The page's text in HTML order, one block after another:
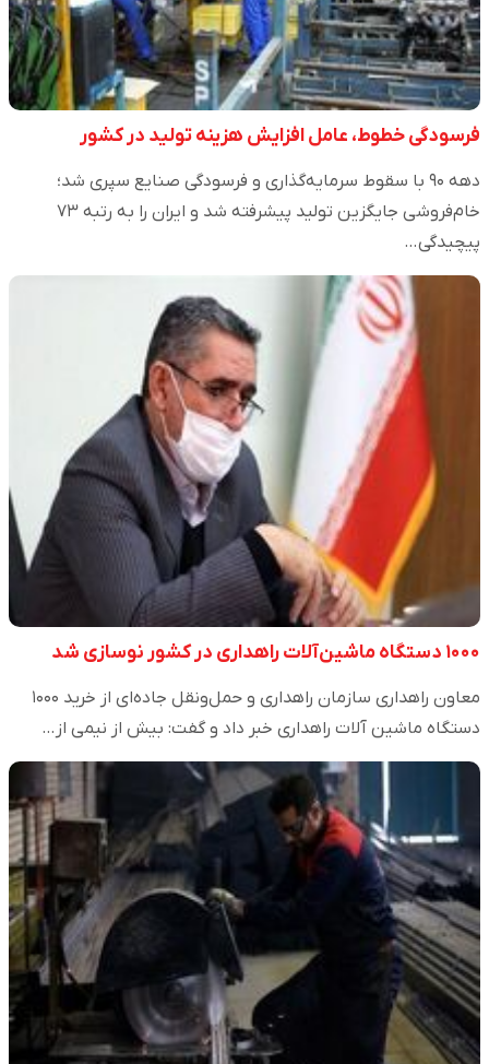
فرسودگی خطوط، عامل افزایش هزینه تولید در کشور
دهه ۹۰ با سقوط سرمایه‌گذاری و فرسودگی صنایع سپری شد؛
خام‌فروشی جایگزین تولید پیشرفته شد و ایران را به رتبه ۷۳
پیچیدگی…
۱۰۰۰ دستگاه ماشین‌آلات راهداری در کشور نوسازی شد
معاون راهداری سازمان راهداری و حمل‌ونقل جاده‌ای از خرید ۱۰۰۰
دستگاه ماشین آلات راهداری خبر داد و گفت: بیش از نیمی از…